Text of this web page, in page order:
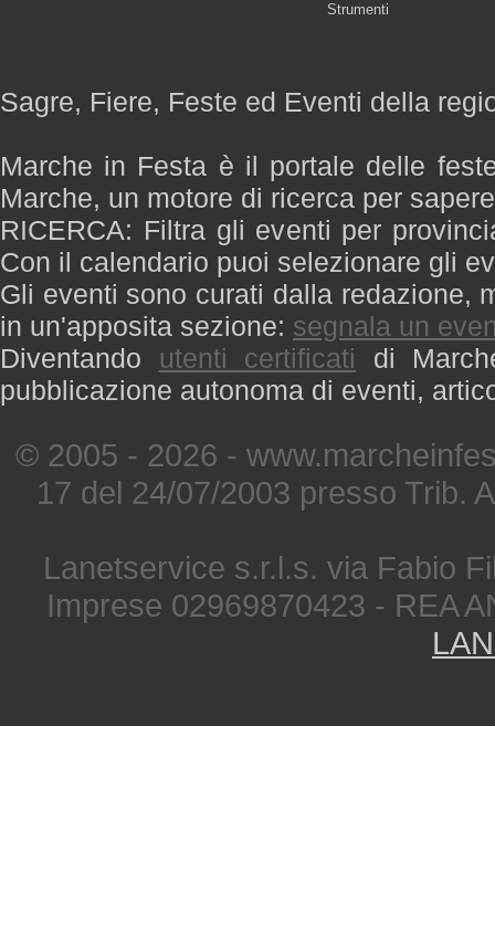
Strumenti
Sagre, Fiere, Feste ed Eventi della
Marche in Festa è il portale delle
Marche, un motore di ricerca per
RICERCA: Filtra gli eventi per
Con il calendario puoi selezionare gli
Gli eventi sono curati dalla redazione,
in un'apposita sezione: segnala un
Diventando utenti certificati di
pubblicazione autonoma di eventi,
© 2005 - 2026 -
17 del 24/07/2003 presso Trib.
Lanetservice s.r.l.s. via Fabio
Imprese 02969870423 - REA